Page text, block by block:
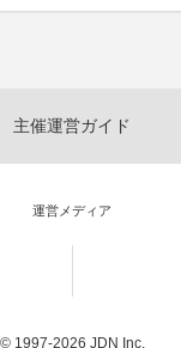
主催運営ガイド
運営メディア
© 1997-2026 JDN Inc.